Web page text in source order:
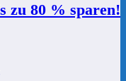
zu 80 % sparen!